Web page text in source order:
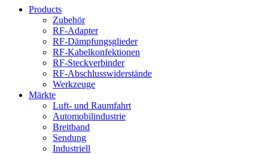
Products
Zubehör
RF-Adapter
RF-Dämpfungsglieder
RF-Kabelkonfektionen
RF-Steckverbinder
RF-Abschlusswiderstände
Werkzeuge
Märkte
Luft- und Raumfahrt
Automobilindustrie
Breitband
Sendung
Industriell